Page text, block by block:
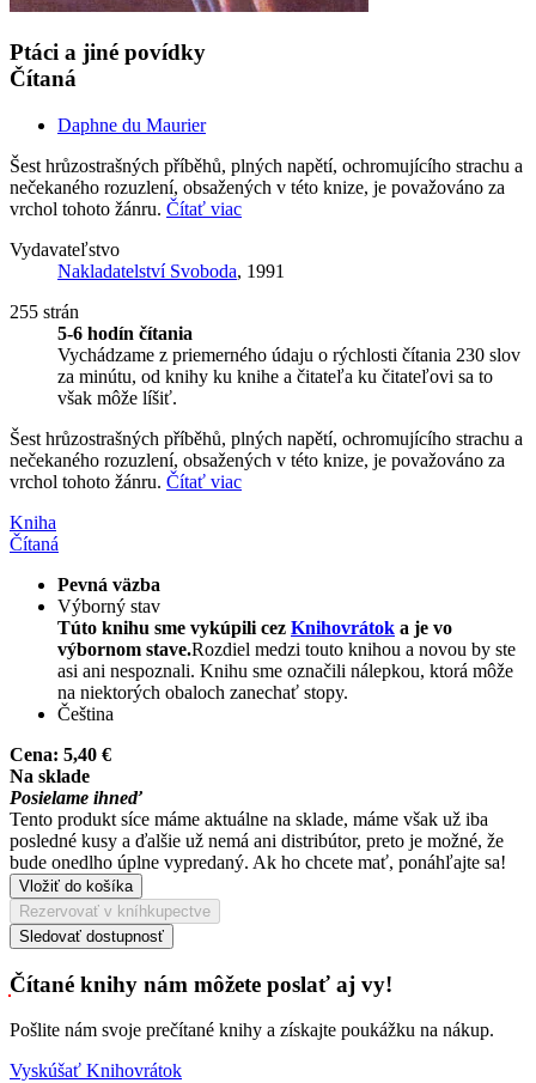
Ptáci a jiné povídky
Čítaná
Daphne du Maurier
Šest hrůzostrašných příběhů, plných napětí, ochromujícího strachu a
nečekaného rozuzlení, obsažených v této knize, je považováno za
vrchol tohoto žánru. Čítať viac
Vydavateľstvo
Nakladatelství Svoboda, 1991
255 strán
5-6 hodín čítania
Vychádzame z priemerného údaju o rýchlosti čítania 230 slov
za minútu, od knihy ku knihe a čitateľa ku čitateľovi sa to
však môže líšiť.
Šest hrůzostrašných příběhů, plných napětí, ochromujícího strachu a
nečekaného rozuzlení, obsažených v této knize, je považováno za
vrchol tohoto žánru. Čítať viac
Kniha
Čítaná
Pevná väzba
Výborný stav
Túto knihu sme vykúpili cez Knihovrátok a je vo
výbornom stave.Rozdiel medzi touto knihou a novou by ste
asi ani nespoznali. Knihu sme označili nálepkou, ktorá môže
na niektorých obaloch zanechať stopy.
Čeština
Cena: 5,40 €
Na sklade
Posielame ihneď
Tento produkt síce máme aktuálne na sklade, máme však už iba
posledné kusy a ďalšie už nemá ani distribútor, preto je možné, že
bude onedlho úplne vypredaný. Ak ho chcete mať, ponáhľajte sa!
Vložiť do košíka
Rezervovať v kníhkupectve
Sledovať dostupnosť
Čítané knihy nám môžete poslať aj vy!
Pošlite nám svoje prečítané knihy a získajte poukážku na nákup.
Vyskúšať Knihovrátok